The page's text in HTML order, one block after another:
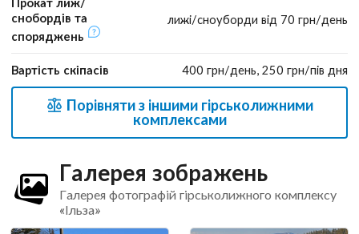
снобордів та
споряджень
лижі/сноуборди від 70 грн/день
Вартість скіпасів 400 грн/день, 250 грн/пів дня
Порівняти з іншими гірськолижними
комплексами
Галерея зображень
Галерея фотографій гірськолижного комплексу
«Ільза»